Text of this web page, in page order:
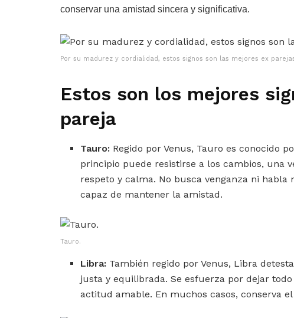
conservar una amistad sincera y significativa.
Por su madurez y cordialidad, estos signos son las mejores ex
Estos son los mejores
pareja
Tauro: Regido por Venus, Tauro es conocido
principio puede resistirse a los cambios, una
respeto y calma. No busca venganza ni
capaz de mantener la amistad.
Tauro.
Libra: También regido por Venus, Libra
justa y equilibrada. Se esfuerza por dejar
actitud amable. En muchos casos, conserva